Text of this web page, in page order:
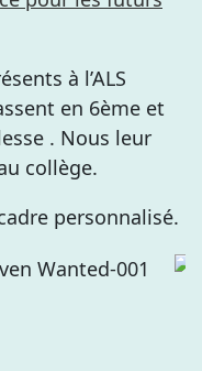
à l’ALS
en 6ème et
. Nous leur
collège.
personnalisé.